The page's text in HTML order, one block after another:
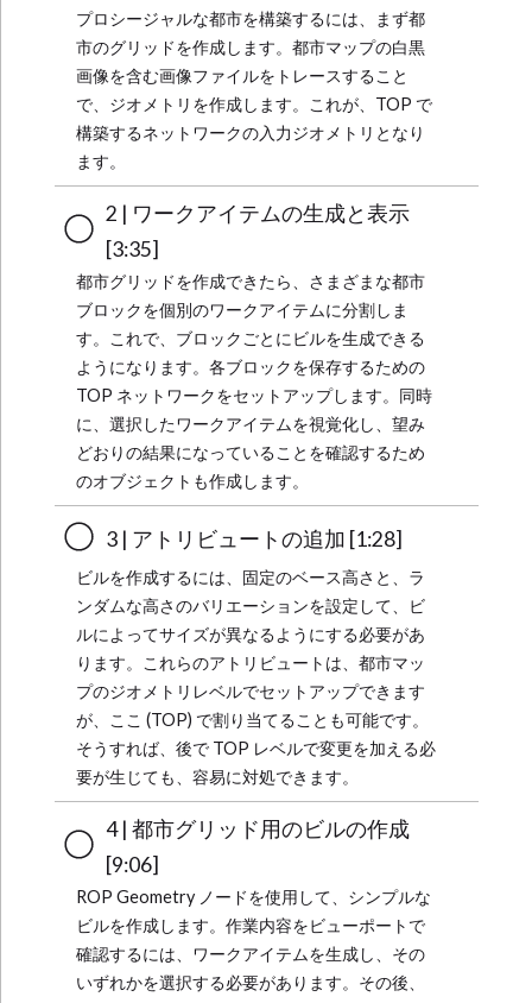
プロシージャルな都市を構築するには、まず都
市のグリッドを作成します。都市マップの白黒
画像を含む画像ファイルをトレースすること
で、ジオメトリを作成します。これが、TOP で
構築するネットワークの入力ジオメトリとなり
ます。
2 | ワークアイテムの生成と表示
[3:35]
都市グリッドを作成できたら、さまざまな都市
ブロックを個別のワークアイテムに分割しま
す。これで、ブロックごとにビルを生成できる
ようになります。各ブロックを保存するための
TOP ネットワークをセットアップします。同時
に、選択したワークアイテムを視覚化し、望み
どおりの結果になっていることを確認するため
のオブジェクトも作成します。
3 | アトリビュートの追加 [1:28]
ビルを作成するには、固定のベース高さと、ラ
ンダムな高さのバリエーションを設定して、ビ
ルによってサイズが異なるようにする必要があ
ります。これらのアトリビュートは、都市マッ
プのジオメトリレベルでセットアップできます
が、ここ (TOP) で割り当てることも可能です。
そうすれば、後で TOP レベルで変更を加える必
要が生じても、容易に対処できます。
4 | 都市グリッド用のビルの作成
[9:06]
ROP Geometry ノードを使用して、シンプルな
ビルを作成します。作業内容をビューポートで
確認するには、ワークアイテムを生成し、その
いずれかを選択する必要があります。その後、